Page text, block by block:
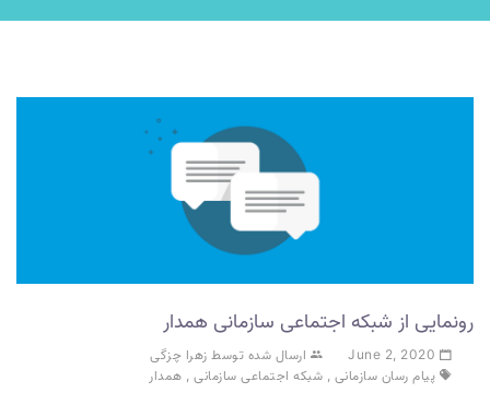
رونمایی از شبکه اجتماعی سازمانی همدار
ارسال شده توسط زهرا چزگی
پیام رسان سازمانی , شبکه اجتماعی سازمانی , همدار